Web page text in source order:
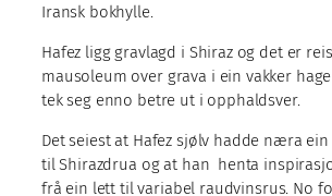
Iransk bokhylle.
Hafez ligg gravlagd i Shiraz og det er
mausoleum over grava i ein vakker
tek seg enno betre ut i opphaldsver.
Det seiest at Hafez sjølv hadde næra
til Shirazdrua og at han henta
frå ein lett til variabel raudvinsrus. No